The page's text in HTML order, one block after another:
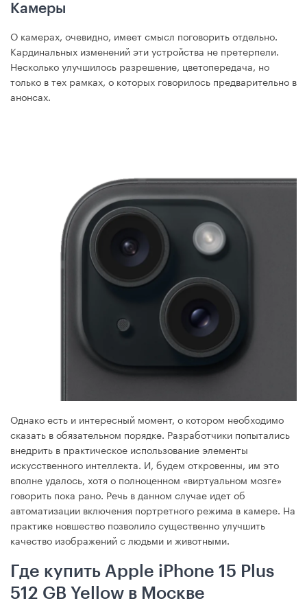
Камеры
О камерах, очевидно, имеет смысл поговорить отдельно.
Кардинальных изменений эти устройства не претерпели.
Несколько улучшилось разрешение, цветопередача, но
только в тех рамках, о которых говорилось предварительно в
анонсах.
Однако есть и интересный момент, о котором необходимо
сказать в обязательном порядке. Разработчики попытались
внедрить в практическое использование элементы
искусственного интеллекта. И, будем откровенны, им это
вполне удалось, хотя о полноценном «виртуальном мозге»
говорить пока рано. Речь в данном случае идет об
автоматизации включения портретного режима в камере. На
практике новшество позволило существенно улучшить
качество изображений с людьми и животными.
Где купить Apple iPhone 15 Plus
512 GB Yellow в Москве